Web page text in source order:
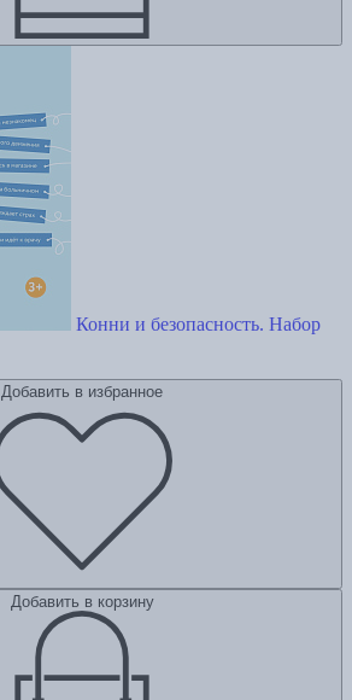
Конни и безопасность. Набор
Добавить в избранное
Добавить в корзину